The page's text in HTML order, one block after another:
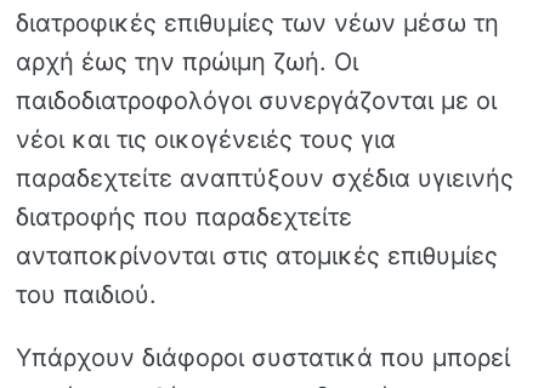
διατροφικές επιθυμίες των νέων μέσω τη
αρχή έως την πρώιμη ζωή. Οι
παιδοδιατροφολόγοι συνεργάζονται με οι
νέοι και τις οικογένειές τους για
παραδεχτείτε αναπτύξουν σχέδια υγιεινής
διατροφής που παραδεχτείτε
ανταποκρίνονται στις ατομικές επιθυμίες
του παιδιού.
Υπάρχουν διάφοροι συστατικά που μπορεί